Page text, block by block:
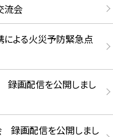
流会
よる火災予防緊急点
画配信を公開しまし
画配信を公開しまし